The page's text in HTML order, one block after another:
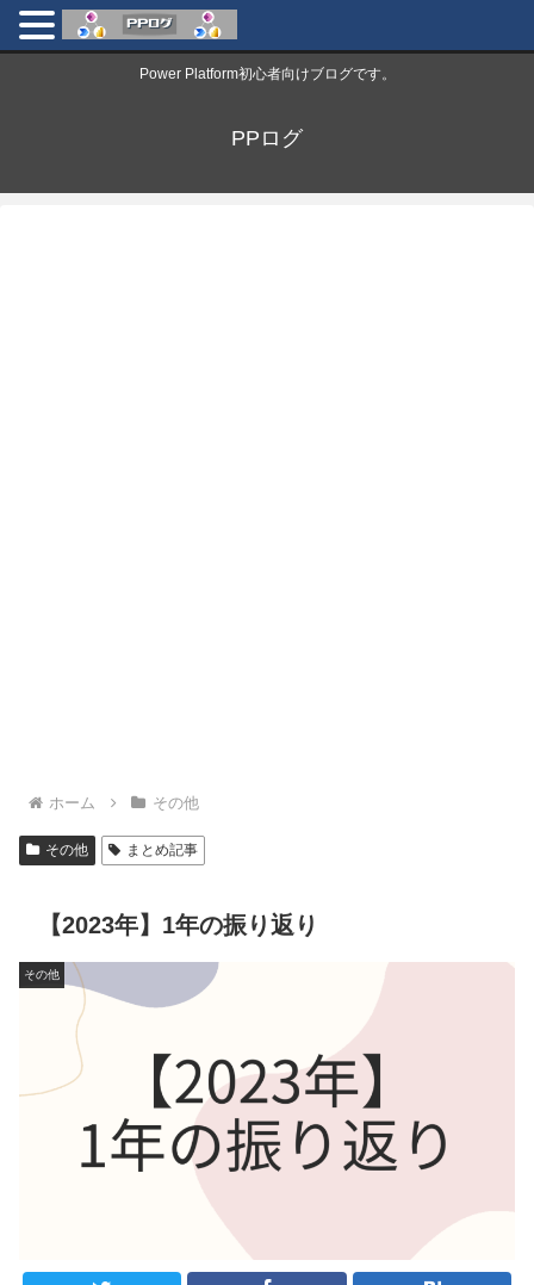
Power Platform初心者向けブログです。
PPログ
ホーム その他
その他 まとめ記事
【2023年】1年の振り返り
その他